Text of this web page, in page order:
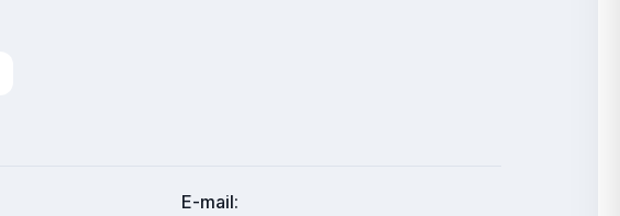
E-mail: